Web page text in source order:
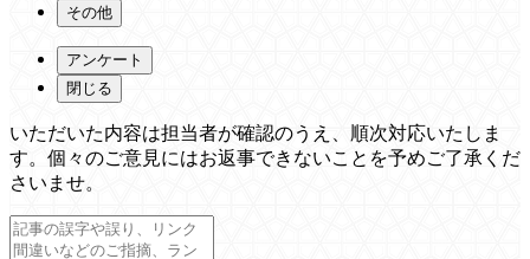
その他
アンケート
閉じる
いただいた内容は担当者が確認のうえ、順次対応いたしま
す。個々のご意見にはお返事できないことを予めご了承くだ
さいませ。